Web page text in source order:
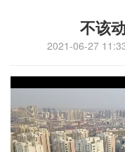
不该
2021-06-27